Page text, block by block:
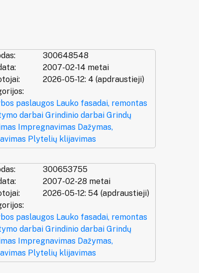
300648548
2007-02-14 metai
2026-05-12: 4 (apdraustieji)
paslaugos Lauko fasadai, remontas
darbai Grindinio darbai Grindų
Impregnavimas Dažymas,
Plytelių klijavimas
300653755
2007-02-28 metai
2026-05-12: 54 (apdraustieji)
paslaugos Lauko fasadai, remontas
darbai Grindinio darbai Grindų
Impregnavimas Dažymas,
Plytelių klijavimas